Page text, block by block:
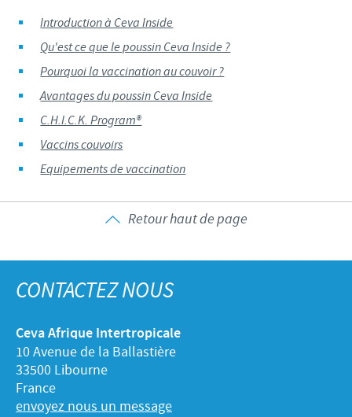
Introduction à Ceva Inside
Qu'est ce que le poussin Ceva Inside ?
Pourquoi la vaccination au couvoir ?
Avantages du poussin Ceva Inside
C.H.I.C.K. Program®
Vaccins couvoirs
Equipements de vaccination
Retour haut de page
CONTACTEZ NOUS
Ceva Afrique Intertropicale
10 Avenue de la Ballastière
33500 Libourne
France
envoyez nous un message